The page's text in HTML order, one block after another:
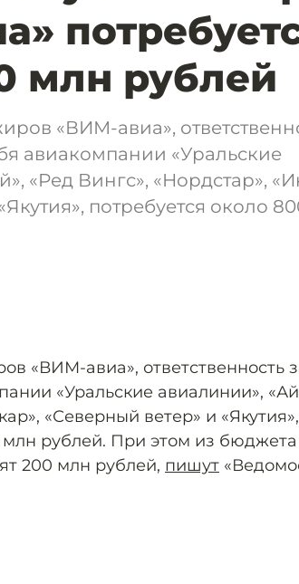
млн рублей
«ВИМ-авиа»,
авиакомпании «Уральские
«Ред Вингс», «Нордстар»,
потребуется около
«ВИМ-авиа», ответственность
«Уральские авиалинии»,
«Северный ветер» и «Якутия»,
млн рублей. При этом из бюджета
200 млн рублей, пишут